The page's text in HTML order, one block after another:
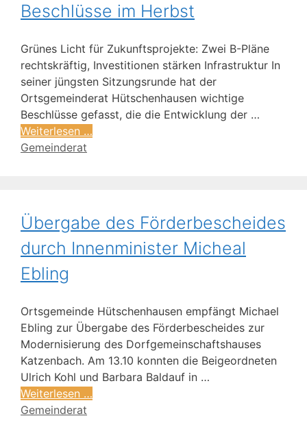
Beschlüsse im Herbst
Grünes Licht für Zukunftsprojekte: Zwei B-Pläne
rechtskräftig, Investitionen stärken Infrastruktur In
seiner jüngsten Sitzungsrunde hat der
Ortsgemeinderat Hütschenhausen wichtige
Beschlüsse gefasst, die die Entwicklung der …
Weiterlesen …
Gemeinderat
Übergabe des Förderbescheides
durch Innenminister Micheal
Ebling
Ortsgemeinde Hütschenhausen empfängt Michael
Ebling zur Übergabe des Förderbescheides zur
Modernisierung des Dorfgemeinschaftshauses
Katzenbach. Am 13.10 konnten die Beigeordneten
Ulrich Kohl und Barbara Baldauf in …
Weiterlesen …
Gemeinderat